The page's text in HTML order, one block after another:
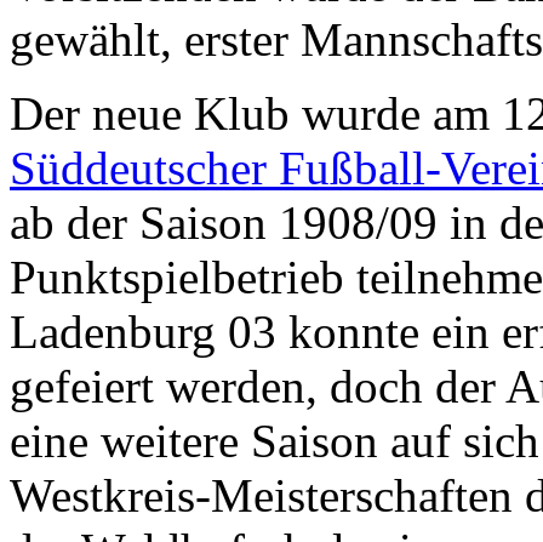
gewählt, erster
Der neue Klub wurde am
Süddeutscher Fußball-
ab der Saison 1908/09 in
Punktspielbetrieb
Ladenburg 03 konnte ein
gefeiert werden, doch der
eine weitere Saison auf
Westkreis-Meisterschaften